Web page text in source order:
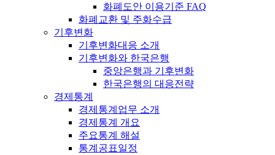
화폐도안 이용기준 FAQ
화폐교환 및 주화수급
기후변화
기후변화대응 소개
기후변화와 한국은행
중앙은행과 기후변화
한국은행의 대응전략
경제통계
경제통계업무 소개
경제통계 개요
주요통계 해설
통계공표일정